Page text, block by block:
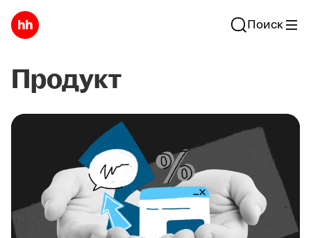
Поиск
Продукт